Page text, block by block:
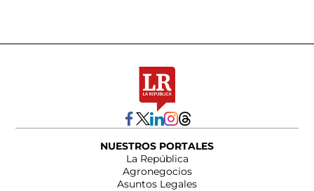
NUESTROS PORTALES
La República
Agronegocios
Asuntos Legales